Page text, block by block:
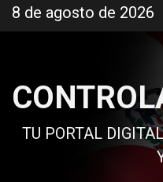
al
8 de agosto de 2026
TU PORTAL